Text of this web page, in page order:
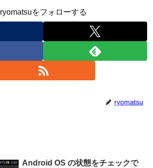
ryomatsuをフォローする
ryomatsu
Android OS の状態をチェックで